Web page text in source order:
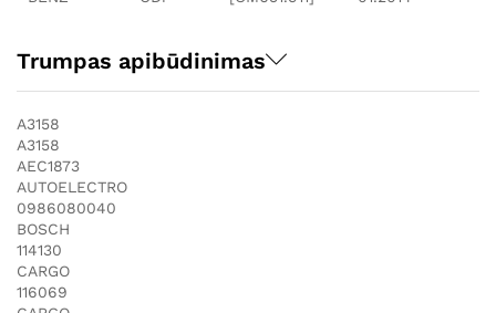
Trumpas apibūdinimas
A3158
A3158
AEC1873
AUTOELECTRO
0986080040
BOSCH
114130
CARGO
116069